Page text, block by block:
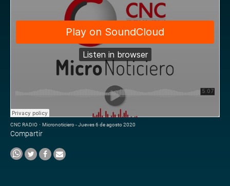
CNC RADIO · Micronoticiero - Jueves 6 de agosto 2020
Compartir